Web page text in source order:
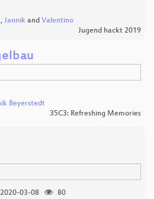
, Jannik and Valentino
Jugend hackt 2019
Beyerstedt
35C3: Refreshing Memories
2020-03-08
80